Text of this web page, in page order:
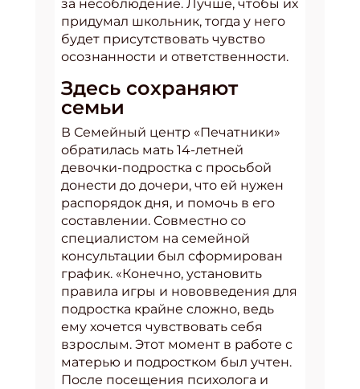
за несоблюдение. Лучше, чтобы их
придумал школьник, тогда у него
будет присутствовать чувство
осознанности и ответственности.
Здесь сохраняют
семьи
В Семейный центр «Печатники»
обратилась мать 14-летней
девочки-подростка с просьбой
донести до дочери, что ей нужен
распорядок дня, и помочь в его
составлении. Совместно со
специалистом на семейной
консультации был сформирован
график. «Конечно, установить
правила игры и нововведения для
подростка крайне сложно, ведь
ему хочется чувствовать себя
взрослым. Этот момент в работе с
матерью и подростком был учтен.
После посещения психолога и